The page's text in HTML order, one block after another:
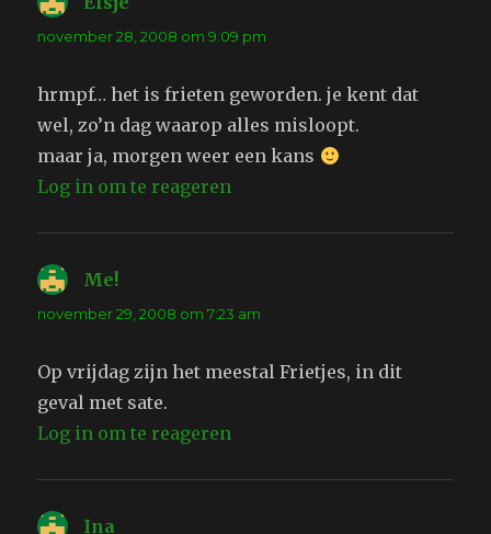
november 28, 2008 om 9:09 pm
hrmpf… het is frieten geworden. je kent dat
wel, zo’n dag waarop alles misloopt.
maar ja, morgen weer een kans
Log in om te reageren
Me!
november 29, 2008 om 7:23 am
Op vrijdag zijn het meestal Frietjes, in dit
geval met sate.
Log in om te reageren
Ina